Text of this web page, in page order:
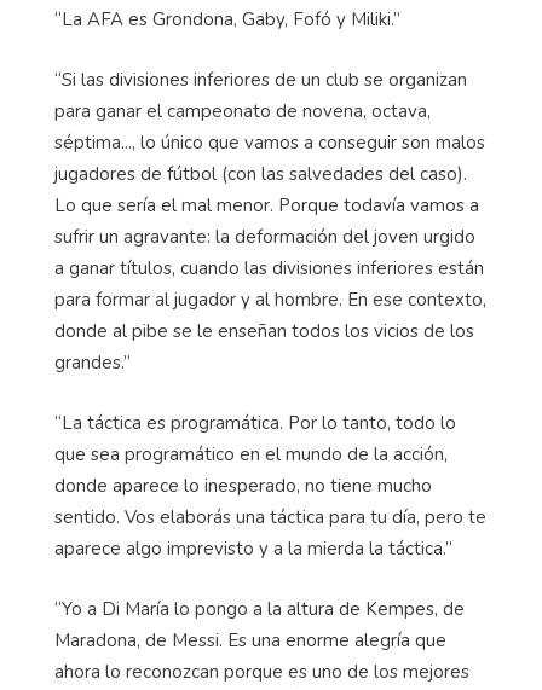
“La AFA es Grondona, Gaby, Fofó y Miliki.”
“Si las divisiones inferiores de un club se organizan
para ganar el campeonato de novena, octava,
séptima..., lo único que vamos a conseguir son malos
jugadores de fútbol (con las salvedades del caso).
Lo que sería el mal menor. Porque todavía vamos a
sufrir un agravante: la deformación del joven urgido
a ganar títulos, cuando las divisiones inferiores están
para formar al jugador y al hombre. En ese contexto,
donde al pibe se le enseñan todos los vicios de los
grandes.”
“La táctica es programática. Por lo tanto, todo lo
que sea programático en el mundo de la acción,
donde aparece lo inesperado, no tiene mucho
sentido. Vos elaborás una táctica para tu día, pero te
aparece algo imprevisto y a la mierda la táctica.”
“Yo a Di María lo pongo a la altura de Kempes, de
Maradona, de Messi. Es una enorme alegría que
ahora lo reconozcan porque es uno de los mejores